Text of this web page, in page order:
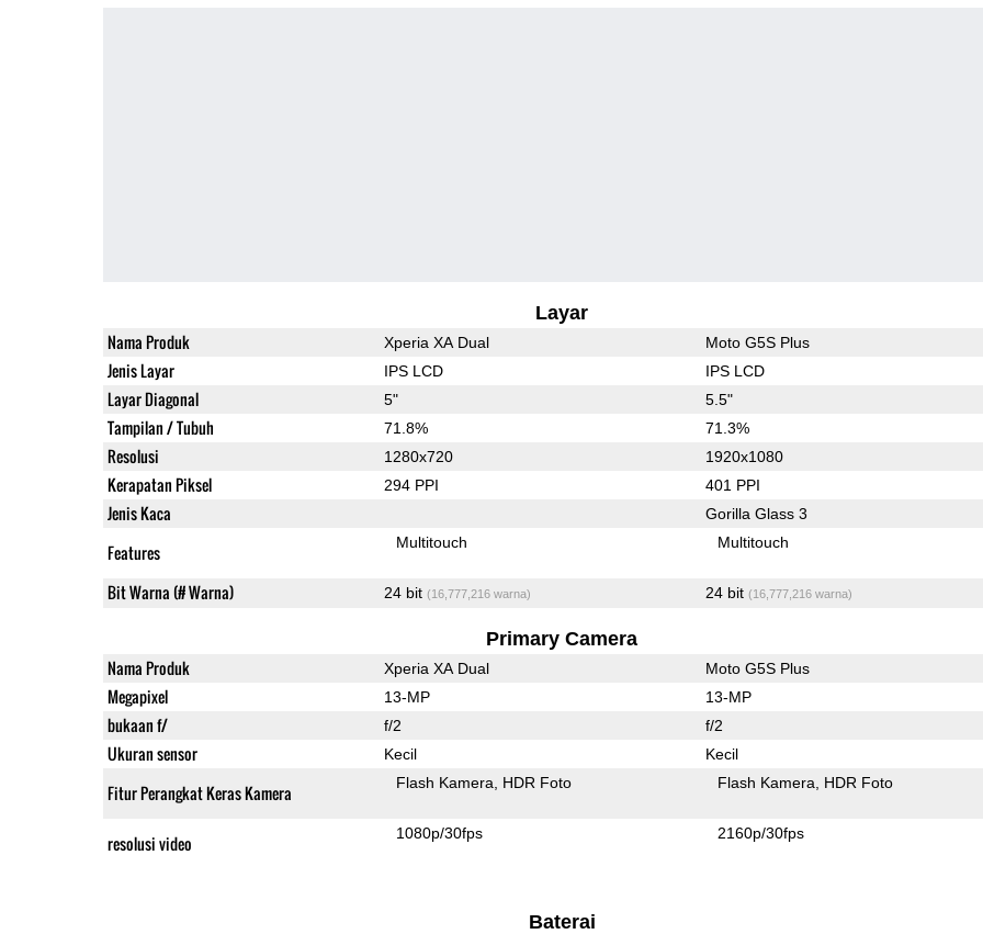
Layar
Nama Produk Xperia XA Dual Moto G5S Plus
Jenis Layar IPS LCD IPS LCD
Layar Diagonal 5" 5.5"
Tampilan / Tubuh 71.8% 71.3%
Resolusi 1280x720 1920x1080
Kerapatan Piksel 294 PPI 401 PPI
Jenis Kaca Gorilla Glass 3
Features Multitouch Multitouch
Bit Warna (# Warna) 24 bit (16,777,216 warna) 24 bit (16,777,216 warna)
Primary Camera
Nama Produk Xperia XA Dual Moto G5S Plus
Megapixel 13-MP 13-MP
bukaan f/ f/2 f/2
Ukuran sensor Kecil Kecil
Fitur Perangkat Keras Kamera Flash Kamera HDR Foto Flash Kamera HDR Foto
resolusi video 1080p/30fps 2160p/30fps
Baterai